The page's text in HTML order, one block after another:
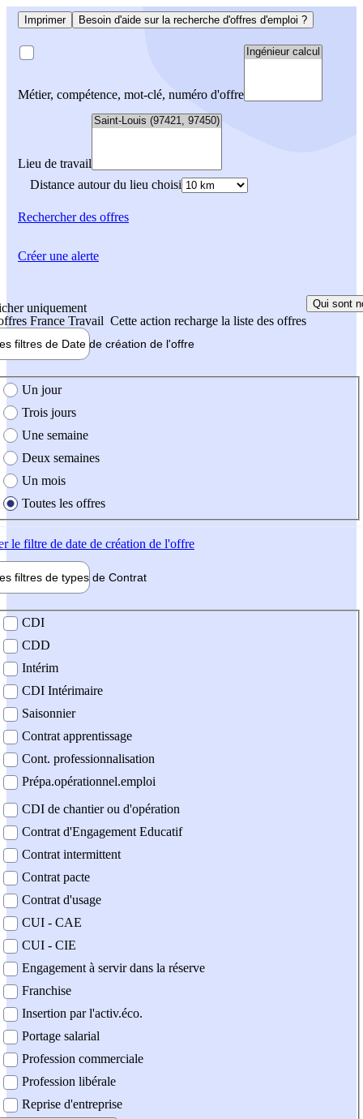
Imprimer Besoin d'aide sur la recherche d'offres d'emploi ?
Métier, compétence, mot-clé, numéro d'offre
Lieu de travail
Distance autour du lieu choisi
Rechercherdes offres
uniquement
France Travail Cette action recharge la liste des offres
Qui sont
filtres de Date de création de l'offre
création de l'offre
Un jour
Trois jours
Une semaine
Deux semaines
Un mois
Toutes les offres
le filtre de date de création de l'offre
filtres de types de Contrat
contrat
CDI
CDD
Intérim
CDI Intérimaire
Saisonnier
Contrat apprentissage
Cont. professionnalisation
Prépa.opérationnel.emploi
CDI de chantier ou d'opération
Contrat d'Engagement Educatif
Contrat intermittent
Contrat pacte
Contrat d'usage
CUI - CAE
CUI - CIE
Engagement à servir dans la réserve
Franchise
Insertion par l'activ.éco.
Portage salarial
Profession commerciale
Profession libérale
Reprise d'entreprise
Créer une alerte